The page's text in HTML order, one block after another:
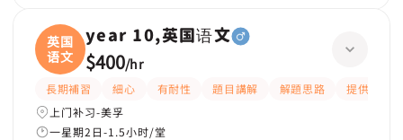
英国
语文
year 10,英国语文
$400/hr
長期補習 細心 有耐性 題目講解 解題思路
提供練習
上门补习-美孚
一星期2日-1.5小时/堂